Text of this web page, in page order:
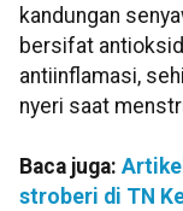
kandungan
bersifat
antiinflamasi,
nyeri saat
Baca juga:
stroberi di TN